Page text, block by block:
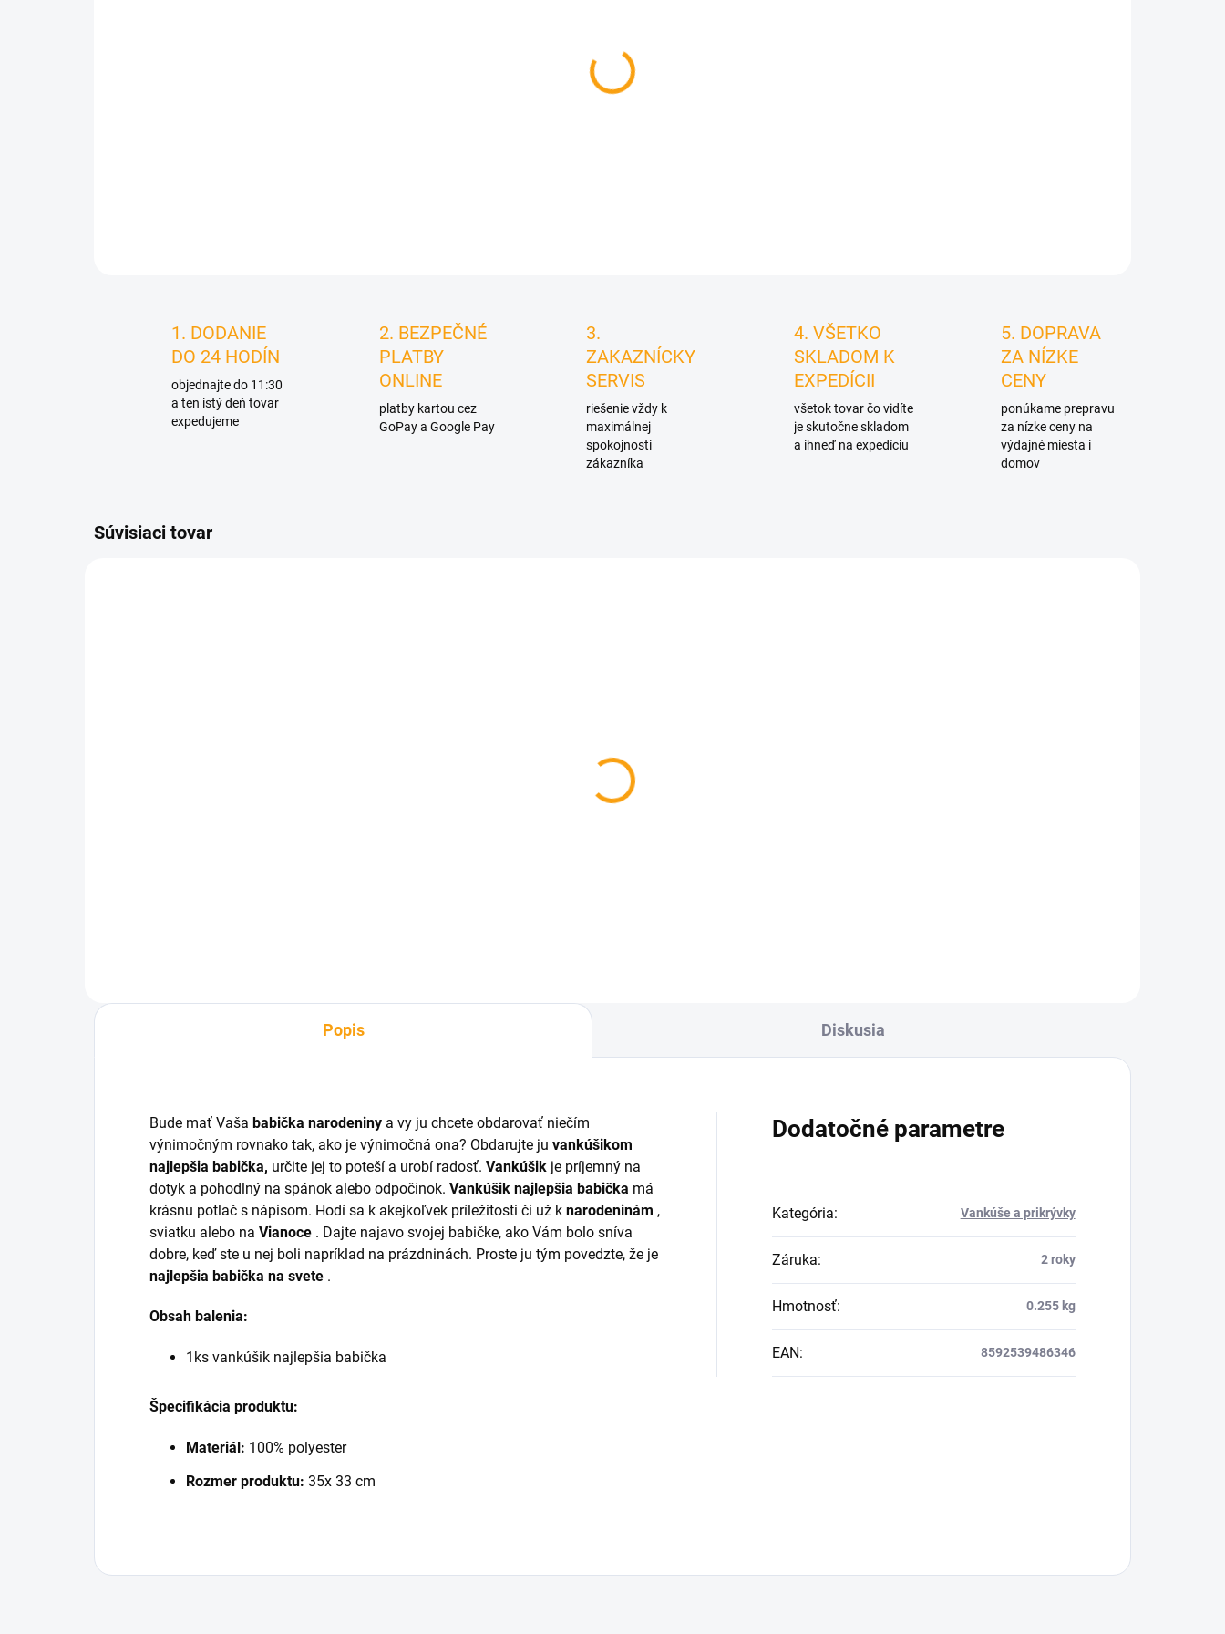
1. DODANIE
DO 24 HODÍN
objednajte do 11:30
a ten istý deň tovar
expedujeme
2. BEZPEČNÉ
PLATBY
ONLINE
platby kartou cez
GoPay a Google Pay
3.
ZAKAZNÍCKY
SERVIS
riešenie vždy k
maximálnej
spokojnosti
zákazníka
4. VŠETKO
SKLADOM K
EXPEDÍCII
všetok tovar čo vidíte
je skutočne skladom
a ihneď na expedíciu
5. DOPRAVA
ZA NÍZKE
CENY
ponúkame prepravu
za nízke ceny na
výdajné miesta i
domov
Súvisiaci tovar
Popis Diskusia
Bude mať Vaša babička narodeniny a vy ju chcete obdarovať niečím
výnimočným rovnako tak, ako je výnimočná ona? Obdarujte ju vankúšikom
najlepšia babička, určite jej to poteší a urobí radosť. Vankúšik je príjemný na
dotyk a pohodlný na spánok alebo odpočinok. Vankúšik najlepšia babička má
krásnu potlač s nápisom. Hodí sa k akejkoľvek príležitosti či už k narodeninám ,
sviatku alebo na Vianoce . Dajte najavo svojej babičke, ako Vám bolo sníva
dobre, keď ste u nej boli napríklad na prázdninách. Proste ju tým povedzte, že je
najlepšia babička na svete .
Obsah balenia:
1ks vankúšik najlepšia babička
Špecifikácia produktu:
Materiál: 100% polyester
Rozmer produktu: 35x 33 cm
Dodatočné parametre
Kategória: Vankúše a prikrývky
Záruka: 2 roky
Hmotnosť: 0.255 kg
EAN: 8592539486346